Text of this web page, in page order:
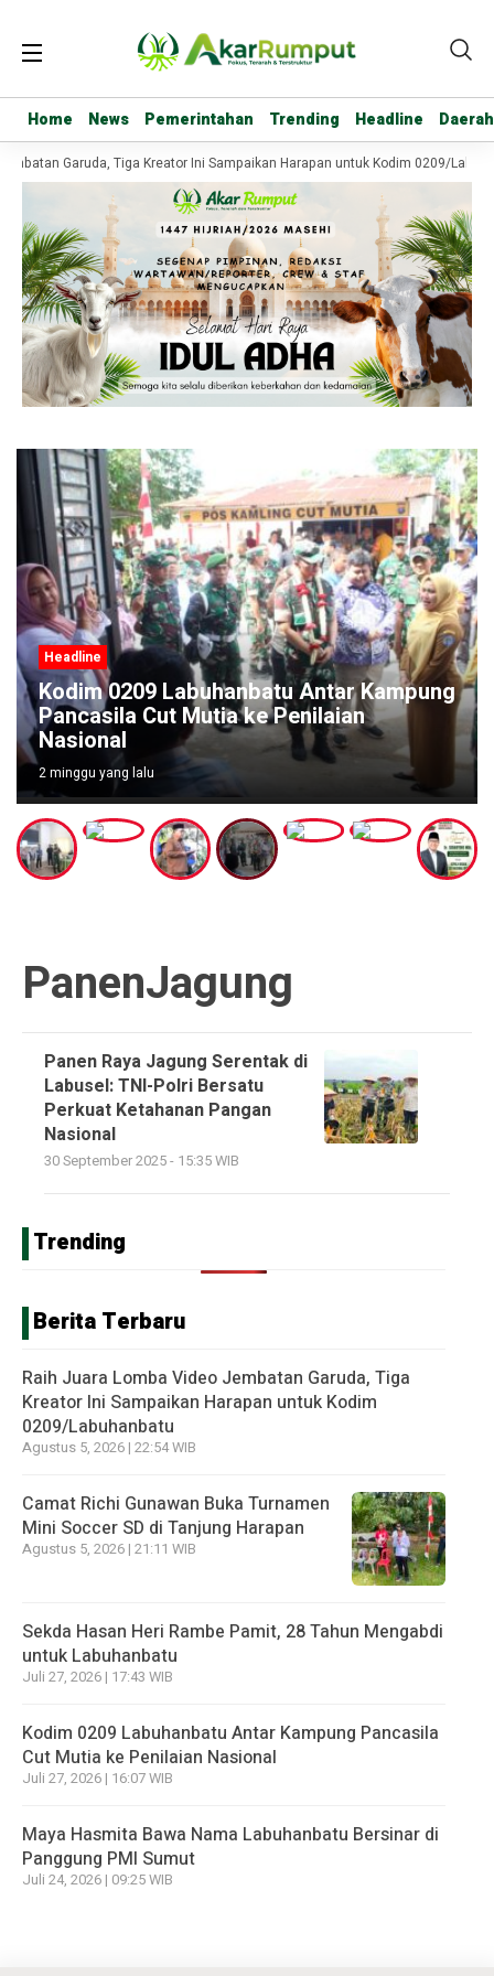
Home News Pemerintahan Trending Headline Daerah
Home News Pemerintahan Trending Headline Daerah
Garuda, Tiga Kreator Ini Sampaikan Harapan untuk Kodim 0209/
Headline
Kodim 0209 Labuhanbatu Antar Kampung
Pancasila Cut Mutia ke Penilaian
Nasional
2 minggu yang lalu
PanenJagung
Panen Raya Jagung Serentak di
Labusel: TNI-Polri Bersatu
Perkuat Ketahanan Pangan
Nasional
30 September 2025 - 15:35 WIB
Trending
Berita Terbaru
Raih Juara Lomba Video Jembatan Garuda, Tiga
Kreator Ini Sampaikan Harapan untuk Kodim
0209/Labuhanbatu
Agustus 5, 2026 | 22:54 WIB
Camat Richi Gunawan Buka Turnamen
Mini Soccer SD di Tanjung Harapan
Agustus 5, 2026 | 21:11 WIB
Sekda Hasan Heri Rambe Pamit, 28 Tahun Mengabdi
untuk Labuhanbatu
Juli 27, 2026 | 17:43 WIB
Kodim 0209 Labuhanbatu Antar Kampung Pancasila
Cut Mutia ke Penilaian Nasional
Juli 27, 2026 | 16:07 WIB
Maya Hasmita Bawa Nama Labuhanbatu Bersinar di
Panggung PMI Sumut
Juli 24, 2026 | 09:25 WIB